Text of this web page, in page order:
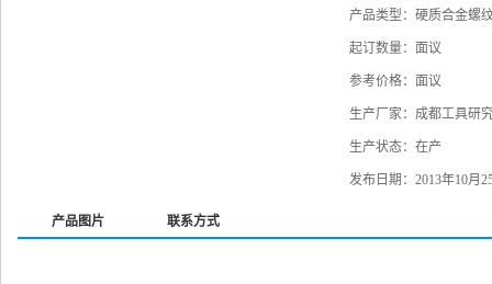
产品类型：硬质合金螺
起订数量：面议
参考价格：面议
生产厂家：成都工具研
生产状态：在产
发布日期：2013年10月
产品图片 联系方式